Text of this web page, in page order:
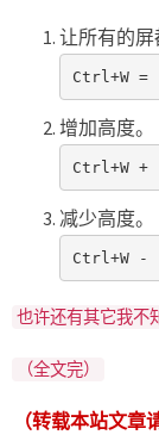
让所有的屏
Ctrl+W =
增加高度。
Ctrl+W +
减少高度。
Ctrl+W -
也许还有其它我不
（全文完）
（转载本站文